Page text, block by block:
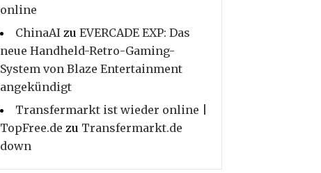
online
ChinaAI zu EVERCADE EXP: Das
neue Handheld-Retro-Gaming-
System von Blaze Entertainment
angekündigt
Transfermarkt ist wieder online |
TopFree.de zu Transfermarkt.de
down